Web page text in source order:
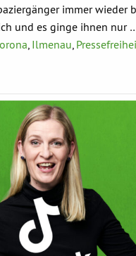
immer wieder
und es ginge ihnen nur
, Ilmenau,